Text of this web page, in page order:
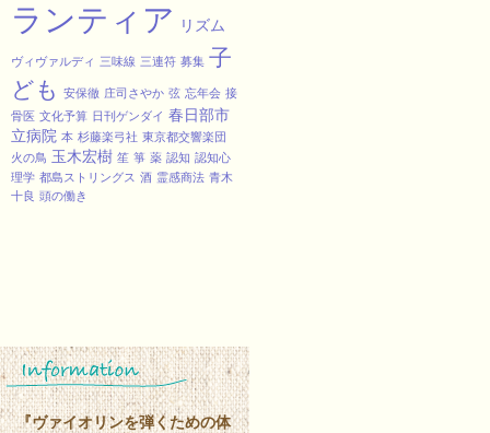
ランティア
リズム
ヴィヴァルディ 三味線 三連符 募集 子
ども
安保徹 庄司さやか 弦 忘年会 接
骨医 文化予算 日刊ゲンダイ 春日部市
立病院 本 杉藤楽弓社 東京都交響楽団
火の鳥 玉木宏樹 笙 箏 薬 認知 認知心
理学 都島ストリングス 酒 霊感商法 青木
十良 頭の働き
『ヴァイオリンを弾くための体